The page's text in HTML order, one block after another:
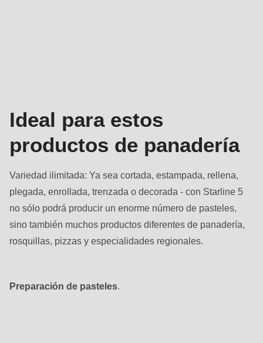
Ideal para estos
productos de panadería
Variedad ilimitada: Ya sea cortada, estampada, rellena,
plegada, enrollada, trenzada o decorada - con Starline 5
no sólo podrá producir un enorme número de pasteles,
sino también muchos productos diferentes de panadería,
rosquillas, pizzas y especialidades regionales.
Preparación de pasteles.